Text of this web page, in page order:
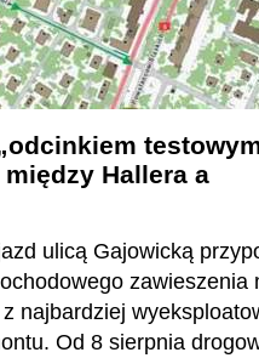
Hallera a
ulicą Gajowicką
zawieszenia
najbardziej
Od 8 sierpnia